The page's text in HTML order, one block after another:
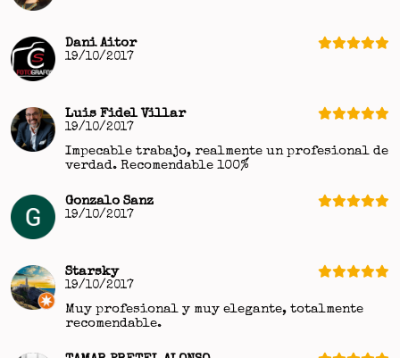
Dani Aitor
19/10/2017
Luis Fidel Villar
19/10/2017
Impecable trabajo, realmente un profesional de
verdad. Recomendable 100%
Gonzalo Sanz
19/10/2017
Starsky
19/10/2017
Muy profesional y muy elegante, totalmente
recomendable.